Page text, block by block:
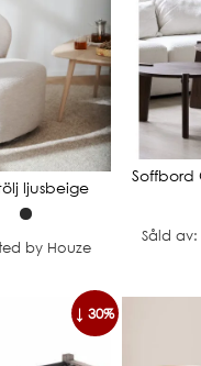
ljusbeige
by Houze
Soffbord
Såld
↓ 30%